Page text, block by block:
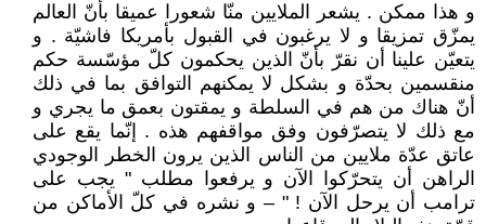
و هذا ممكن . يشعر الملايين منّا شعورا عميقا بأنّ العالم
يمزّق تمزيقا و لا يرغبون في القبول بأمريكا فاشيّة . و
يتعيّن علينا أن نقرّ بأنّ الذين يحكمون كلّ مؤسّسة حكم
منقسمين بحدّة و بشكل لا يمكنهم التوافق بما في ذلك
أنّ هناك من هم في السلطة و يمقتون بعمق ما يجري و
مع ذلك لا يتصرّفون وفق مواقفهم هذه . إنّما يقع على
عاتق عدّة ملايين من الناس الذين يرون الخطر الوجودي
الراهن أن يتحرّكوا الآن و يرفعوا مطلب " يجب على
ترامب أن يرحل الآن ! " – و نشره في كلّ الأماكن من